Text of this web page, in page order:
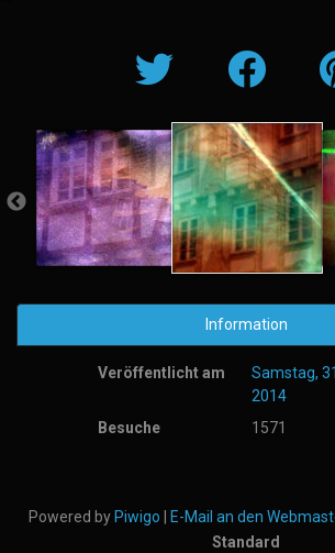
Information
Veröffentlicht am
Samstag,
2014
Besuche
1571
Powered by Piwigo E-Mail an den
Standard